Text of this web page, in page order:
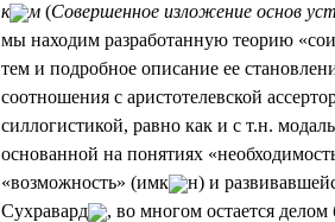
к м (Совершенное изложение основ
мы находим разработанную теорию
тем и подробное описание ее
соотношения с аристотелевской
силлогистикой, равно как и с т.н.
основанной на понятиях
«возможность» (имк
н) и
Сухравард
, во многом остается делом